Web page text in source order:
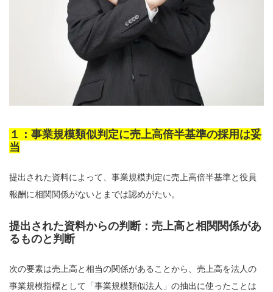
１：事業規模類似判定に売上高倍半基準の採用は妥
当
提出された資料によって、事業規模判定に売上高倍半基準と役員
報酬に相関関係がないとまでは認めがたい。
提出された資料からの判断：売上高と相関関係があ
るものと判断
次の要素は売上高と相当の関係があることから、売上高を法人の
事業規模指標として「事業規模類似法人」の抽出に使ったことは